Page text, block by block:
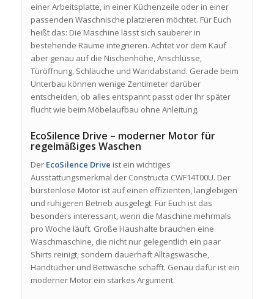
einer Arbeitsplatte, in einer Küchenzeile oder in einer
passenden Waschnische platzieren möchtet. Für Euch
heißt das: Die Maschine lässt sich sauberer in
bestehende Räume integrieren. Achtet vor dem Kauf
aber genau auf die Nischenhöhe, Anschlüsse,
Türöffnung, Schläuche und Wandabstand. Gerade beim
Unterbau können wenige Zentimeter darüber
entscheiden, ob alles entspannt passt oder Ihr später
flucht wie beim Möbelaufbau ohne Anleitung.
EcoSilence Drive – moderner Motor für
regelmäßiges Waschen
Der EcoSilence Drive ist ein wichtiges
Ausstattungsmerkmal der Constructa CWF14T00U. Der
bürstenlose Motor ist auf einen effizienten, langlebigen
und ruhigeren Betrieb ausgelegt. Für Euch ist das
besonders interessant, wenn die Maschine mehrmals
pro Woche läuft. Große Haushalte brauchen eine
Waschmaschine, die nicht nur gelegentlich ein paar
Shirts reinigt, sondern dauerhaft Alltagswäsche,
Handtücher und Bettwäsche schafft. Genau dafür ist ein
moderner Motor ein starkes Argument.